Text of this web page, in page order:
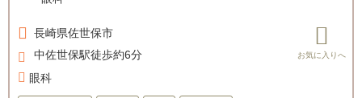
長崎県佐世保市
中佐世保駅徒歩約6分
眼科